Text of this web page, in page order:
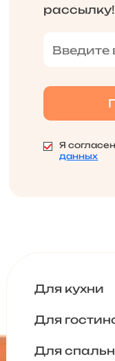
рассылку!
Я
данных
Для кухни
Для
Для